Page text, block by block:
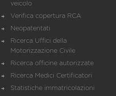
veicolo
Verifica copertura RCA
Neopatentati
Ricerca Uffici della
Motorizzazione Civile
Ricerca officine autorizzate
Ricerca Medici Certificatori
Statistiche immatricolazioni